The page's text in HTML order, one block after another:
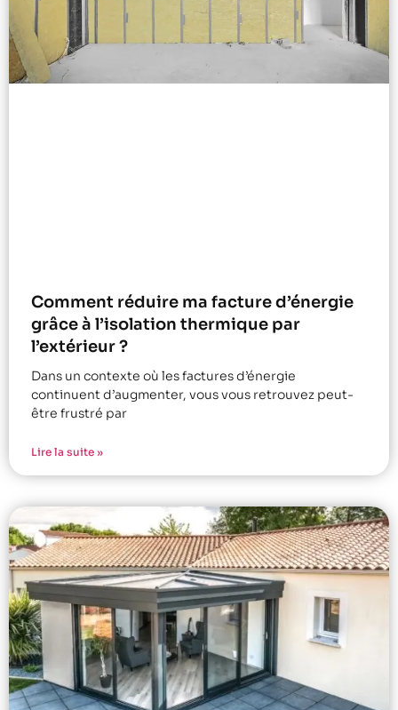
Comment réduire ma facture d’énergie
grâce à l’isolation thermique par
l’extérieur ?
Dans un contexte où les factures d’énergie
continuent d’augmenter, vous vous retrouvez peut-
être frustré par
Lire la suite »